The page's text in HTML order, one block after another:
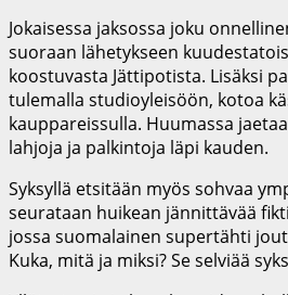
Jokaisessa jaksossa joku
suoraan lähetykseen
koostuvasta Jättipotista. Lisäksi
tulemalla studioyleisöön, kotoa
kauppareissulla. Huumassa
lahjoja ja palkintoja läpi kauden.
Syksyllä etsitään myös sohvaa
seurataan huikean jännittävää
jossa suomalainen supertähti
Kuka, mitä ja miksi? Se selviää